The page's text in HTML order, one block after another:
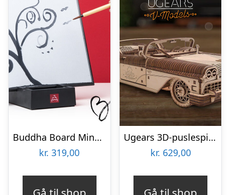
Buddha Board Mindfulnesstavle
kr. 319,00
Ugears 3D-puslespil i Træ – Cabriolet
kr. 629,00